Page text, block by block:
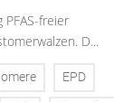
freier
D...
EPD